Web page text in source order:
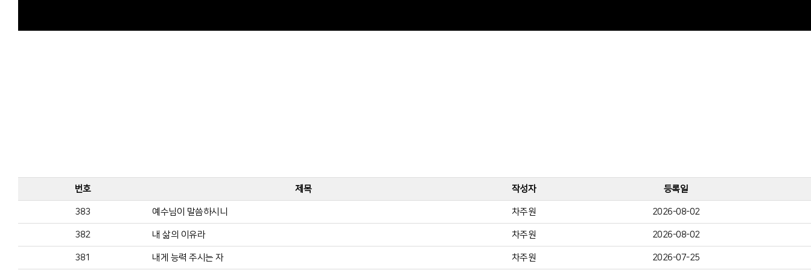
번호 제목 작성자 등록일
383 예수님이 말씀하시니 차주원 2026-08-02
382 내 삶의 이유라 차주원 2026-08-02
381 내게 능력 주시는 자 차주원 2026-07-25